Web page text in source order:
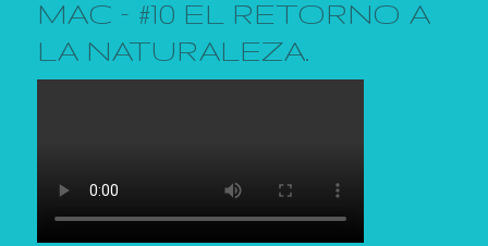
MAC – #10 EL RETORNO A
LA NATURALEZA.